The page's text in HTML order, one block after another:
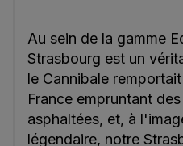
Au sein de la gamme
Strasbourg est un
le Cannibale
France empruntant
asphaltées, et, à
légendaire, notre